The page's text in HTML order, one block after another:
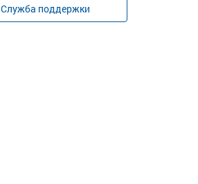
Служба поддержки